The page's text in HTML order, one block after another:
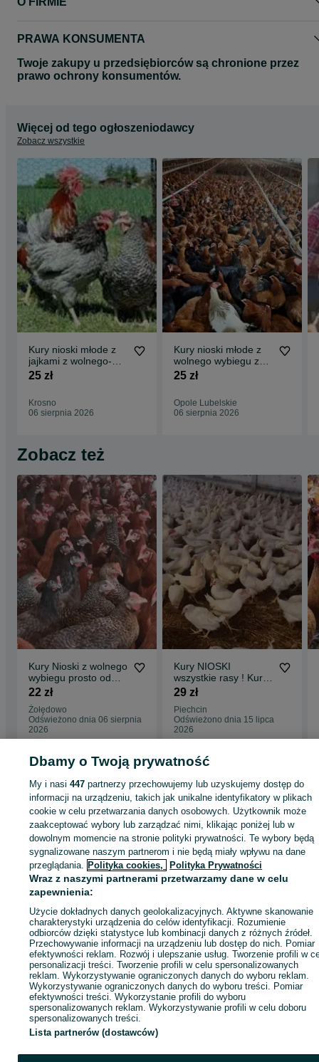
PRAWA KONSUMENTA
Twoje zakupy u przedsiębiorców są chronione przez
prawo ochrony konsumentów.
Więcej od tego ogłoszeniodawcy
Zobacz wszystkie
Kury nioski młode z
jajkami z wolnego-
wybiegu.Piękne
25 zł
Krosno
06 sierpnia 2026
Kury nioski młode z
wolnego wybiegu z
pierwszym jajkiem !
25 zł
Opole Lubelskie
06 sierpnia 2026
Zobacz też
Kury Nioski z wolnego
wybiegu prosto od
hodowcy !
22 zł
Żołędowo
Odświeżono dnia 06 sierpnia
2026
Kury NIOSKI
wszystkie rasy ! Kurki
z jajeczkiem z
29 zł
Piechcin
Odświeżono dnia 15 lipca
2026
Strona główna Rolnictwo Giełda zwierząt Drób
Drób - Kujawsko-
Drób - Czarże
KATEGORIA
ID:887398048 Wyświetlenia:
Zadzwoń / SMS Wyślij wiadomość
Dbamy o Twoją prywatność
My i nasi447 partnerzy przechowujemy lub uzyskujemy dostęp do
informacji na urządzeniu, takich jak unikalne identyfikatory w plikach
cookie w celu przetwarzania danych osobowych. Użytkownik może
zaakceptować wybory lub zarządzać nimi, klikając poniżej lub w
dowolnym momencie na stronie polityki prywatności. Te wybory będą
sygnalizowane naszym partnerom i nie będą miały wpływu na dane
przeglądania. Polityka cookies, Polityka Prywatności
Wraz z naszymi partnerami przetwarzamy dane w celu
zapewnienia:
Użycie dokładnych danych geolokalizacyjnych. Aktywne skanowanie
charakterystyki urządzenia do celów identyfikacji. Rozumienie
odbiorców dzięki statystyce lub kombinacji danych z różnych źródeł.
Przechowywanie informacji na urządzeniu lub dostęp do nich. Pomiar
efektywności reklam. Rozwój i ulepszanie usług. Tworzenie profili w
personalizacji treści. Tworzenie profili w celu spersonalizowanych
reklam. Wykorzystywanie ograniczonych danych do wyboru reklam.
Wykorzystywanie ograniczonych danych do wyboru treści. Pomiar
efektywności treści. Wykorzystanie profili do wyboru
spersonalizowanych reklam. Wykorzystywanie profili w celu doboru
spersonalizowanych treści.
Lista partnerów (dostawców)